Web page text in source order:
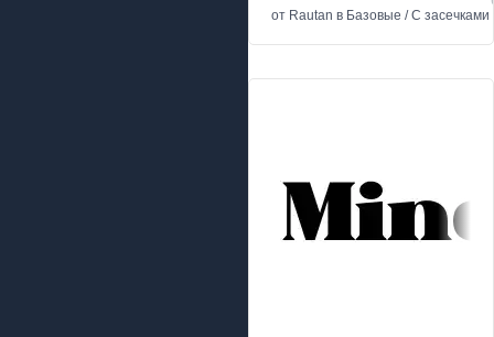
от Rautan в Базовые /С засечками